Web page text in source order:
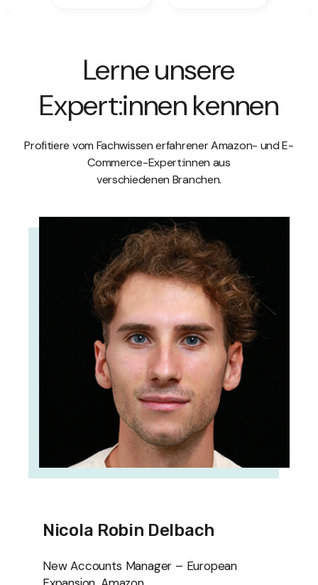
Lerne unsere
Expert:innen kennen
Profitiere vom Fachwissen erfahrener Amazon- und E-
Commerce-Expert:innen aus
verschiedenen Branchen.
Nicola Robin Delbach
New Accounts Manager – European